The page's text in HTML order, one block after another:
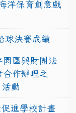
洋保育創意戲
球決賽成績
園區與財團法
合作辦理之
動
進學校計畫